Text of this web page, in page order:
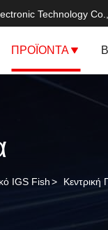
Technology Co.,
ΠΡΟΪΌΝΤΑ
IGS Fish> Κεντρική